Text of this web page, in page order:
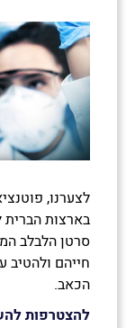
לצערנו,
בארצות הברית
סרטן הלבלב
חייהם
הכאב.
להצטרפות